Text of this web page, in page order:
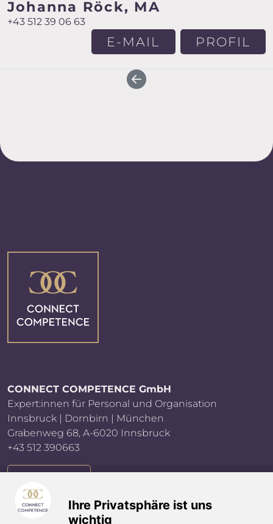
Johanna Röck, MA
+43 512 39 06 63
E-MAIL PROFIL
CONNECT COMPETENCE GmbH
Expert:innen für Personal und Organisation
Innsbruck | Dornbirn | München
Grabenweg 68, A-6020 Innsbruck
+43 512 390663
E-MAIL